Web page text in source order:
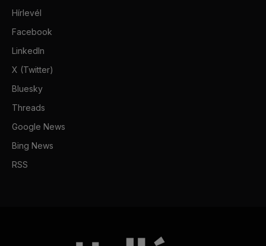
Hírlevél
Facebook
LinkedIn
X (Twitter)
Bluesky
Threads
Google News
Bing News
RSS